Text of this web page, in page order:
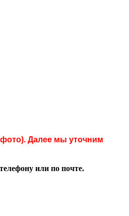
Далее мы уточним
или по почте.